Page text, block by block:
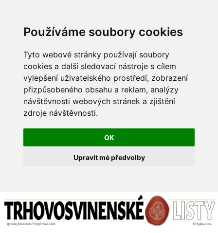
Používáme soubory cookies
Tyto webové stránky používají soubory
cookies a další sledovací nástroje s cílem
vylepšení uživatelského prostředí, zobrazení
přizpůsobeného obsahu a reklam, analýzy
návštěvnosti webových stránek a zjištění
zdroje návštěvnosti.
OK
Upravit mé předvolby